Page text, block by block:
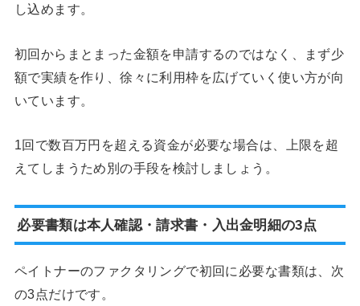
し込めます。
初回からまとまった金額を申請するのではなく、まず少
額で実績を作り、徐々に利用枠を広げていく使い方が向
いています。
1回で数百万円を超える資金が必要な場合は、上限を超
えてしまうため別の手段を検討しましょう。
必要書類は本人確認・請求書・入出金明細の3点
ペイトナーのファクタリングで初回に必要な書類は、次
の3点だけです。